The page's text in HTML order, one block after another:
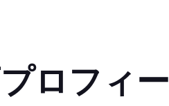
ロフィ